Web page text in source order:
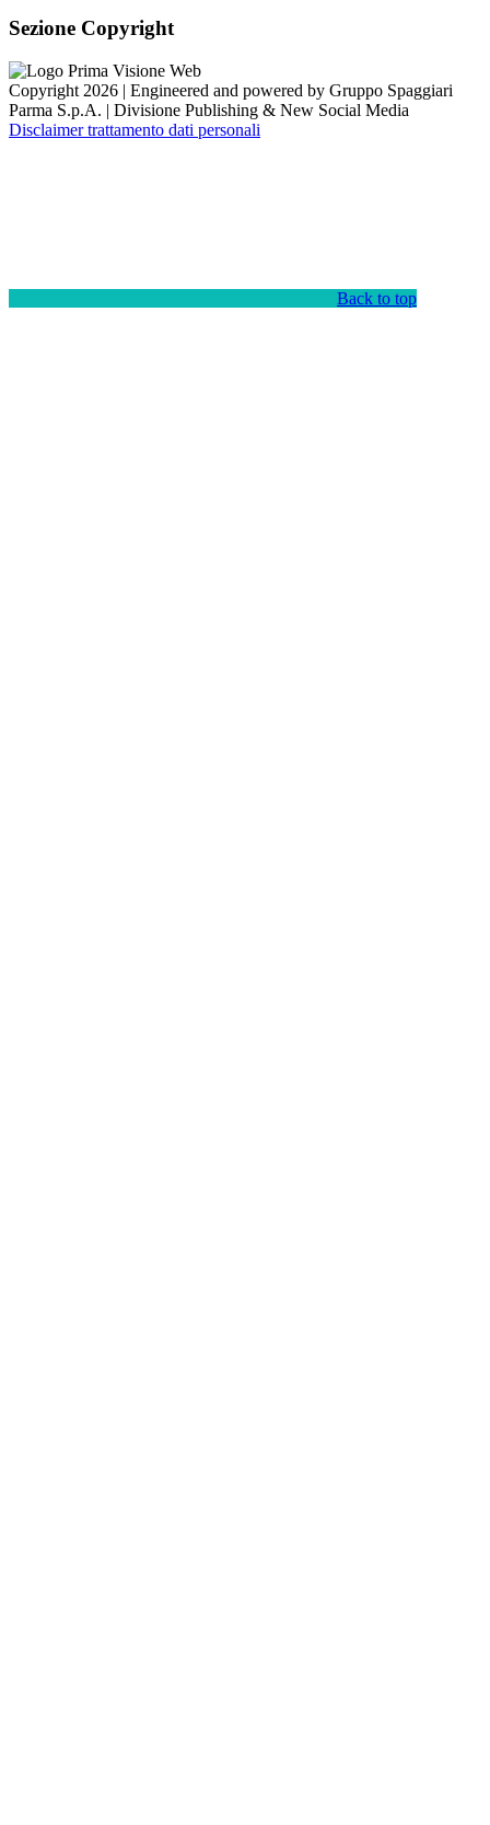
Sezione Copyright
Copyright 2026 | Engineered and powered by Gruppo Spaggiari
Parma S.p.A. | Divisione Publishing & New Social Media
Disclaimer trattamento dati personali
Back to top